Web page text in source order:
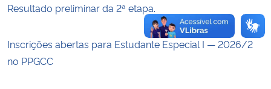
Resultado preliminar da 2ª etapa.
Inscrições abertas para Estudante Especial I — 2026/2
no PPGCC